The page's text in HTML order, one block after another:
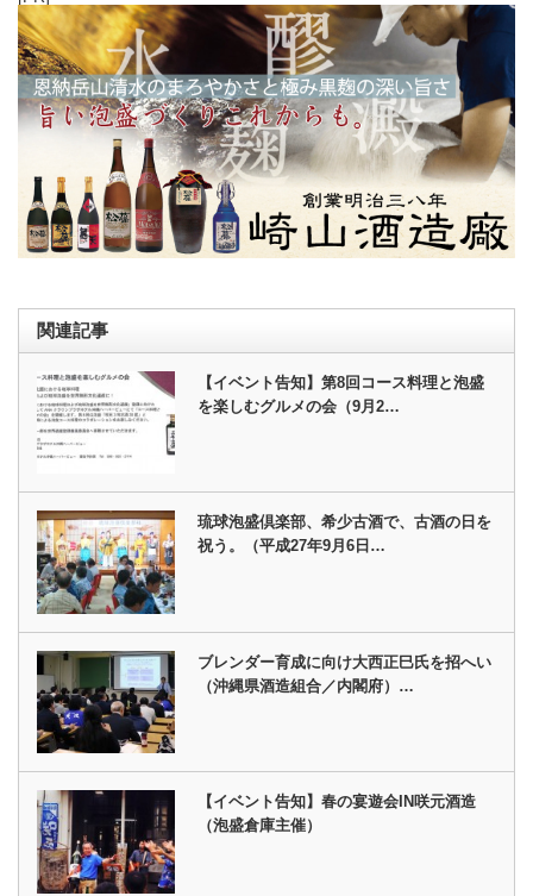
関連記事
【イベント告知】第8回コース料理と泡盛
を楽しむグルメの会（9月2…
琉球泡盛倶楽部、希少古酒で、古酒の日を
祝う。（平成27年9月6日…
ブレンダー育成に向け大西正巳氏を招へい
（沖縄県酒造組合／内閣府）…
【イベント告知】春の宴遊会IN咲元酒造
（泡盛倉庫主催）